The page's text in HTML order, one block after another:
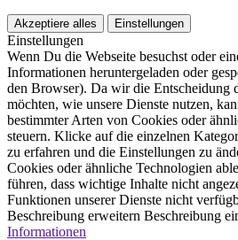
Akzeptiere alles Einstellungen
Einstellungen
Wenn Du die Webseite besuchst oder
Informationen heruntergeladen oder
den Browser). Da wir die Entscheidung
möchten, wie unsere Dienste nutzen,
bestimmter Arten von Cookies oder
steuern. Klicke auf die einzelnen
zu erfahren und die Einstellungen zu
Cookies oder ähnliche Technologien
führen, dass wichtige Inhalte nicht
Funktionen unserer Dienste nicht
Beschreibung erweitern Beschreibung
Informationen